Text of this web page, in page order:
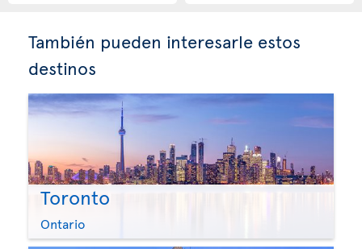
También pueden interesarle estos
destinos
Toronto
Ontario